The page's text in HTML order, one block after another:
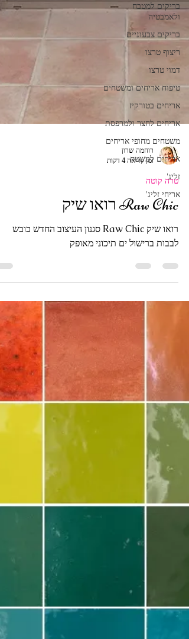
בריקים למטבח
ולאמבטיה
בריקים צבעוניים
ריצוף טרצו
דמוי טרצו
טיפוח אריחים ומשטחים
אריחים בטורקיז
אריחים לחצר ולמרפסת
משטחים מחופי אריחים
אריחים למשטח
זליג'
אריחי זליג'
זמן קריאה 4 דקות
טרה קוטה
Raw Chic רואו שיק
לבבות ברישול ים תיכוני מאופק